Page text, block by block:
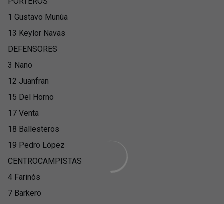
1 Gustavo Munúa
13 Keylor Navas
DEFENSORES
3 Nano
12 Juanfran
15 Del Horno
17 Venta
18 Ballesteros
19 Pedro López
CENTROCAMPISTAS
4 Farinós
7 Barkero